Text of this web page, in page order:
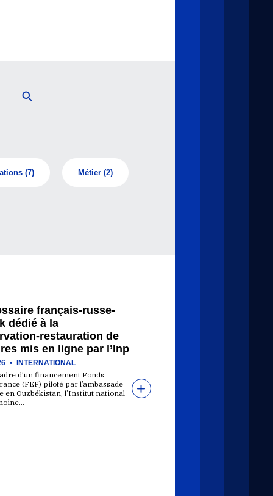
(7) Métier (2)
français-russe-
dédié à la
restauration de
mis en ligne par l’Inp
INTERNATIONAL
d’un financement Fonds
(FEF) piloté par l’ambassade
en Ouzbékistan, l’Institut national